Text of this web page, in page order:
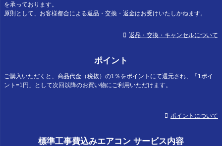
を承っております。
原則として、お客様都合による返品・交換・返金はお受けいたしかねます。
返品・交換・キャンセルについて
ポイント
ご購入いただくと、商品代金（税抜）の1％をポイントにて還元され、「1ポイ
ント=1円」として次回以降のお買い物にご利用いただけます。
ポイントについて
標準工事費込みエアコン サービス内容